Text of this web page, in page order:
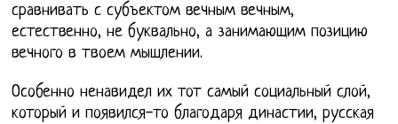
сравнивать с субъектом вечным вечным,
естественно, не буквально, а занимающим позицию
вечного в твоем мышлении.
Особенно ненавидел их тот самый социальный слой,
который и появился-то благодаря династии, русская